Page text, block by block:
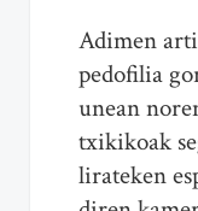
Adimen
pedofilia
unean
txikikoak
lirateken